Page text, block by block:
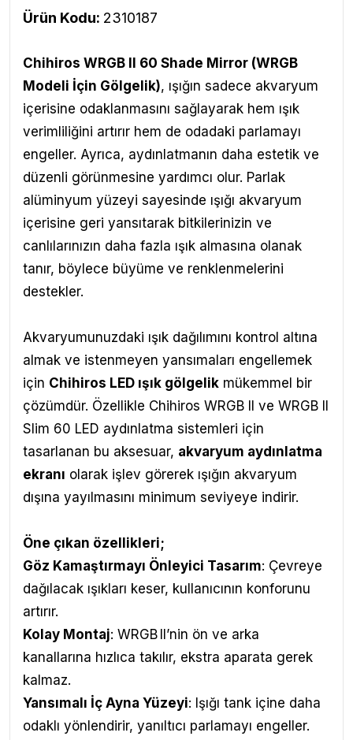
Ürün Kodu: 2310187
Chihiros WRGB II 60 Shade Mirror (WRGB
Modeli İçin Gölgelik), ışığın sadece akvaryum
içerisine odaklanmasını sağlayarak hem ışık
verimliliğini artırır hem de odadaki parlamayı
engeller. Ayrıca, aydınlatmanın daha estetik ve
düzenli görünmesine yardımcı olur. Parlak
alüminyum yüzeyi sayesinde ışığı akvaryum
içerisine geri yansıtarak bitkilerinizin ve
canlılarınızın daha fazla ışık almasına olanak
tanır, böylece büyüme ve renklenmelerini
destekler.
Akvaryumunuzdaki ışık dağılımını kontrol altına
almak ve istenmeyen yansımaları engellemek
için Chihiros LED ışık gölgelik mükemmel bir
çözümdür. Özellikle Chihiros WRGB II ve WRGB II
Slim 60 LED aydınlatma sistemleri için
tasarlanan bu aksesuar, akvaryum aydınlatma
ekranı olarak işlev görerek ışığın akvaryum
dışına yayılmasını minimum seviyeye indirir.
Öne çıkan özellikleri;
Göz Kamaştırmayı Önleyici Tasarım: Çevreye
dağılacak ışıkları keser, kullanıcının konforunu
artırır.
Kolay Montaj: WRGB II’nin ön ve arka
kanallarına hızlıca takılır, ekstra aparata gerek
kalmaz.
Yansımalı İç Ayna Yüzeyi: Işığı tank içine daha
odaklı yönlendirir, yanıltıcı parlamayı engeller.